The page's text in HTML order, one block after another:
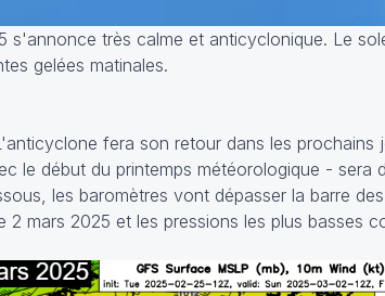
s'annonce très calme et anticyclonique. Le
gelées matinales.
fera son retour dans les prochains
le début du printemps météorologique - sera
les baromètres vont dépasser la barre des
mars 2025 et les pressions les plus basses